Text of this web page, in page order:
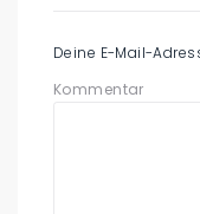
Deine E-Mail-
Kommentar